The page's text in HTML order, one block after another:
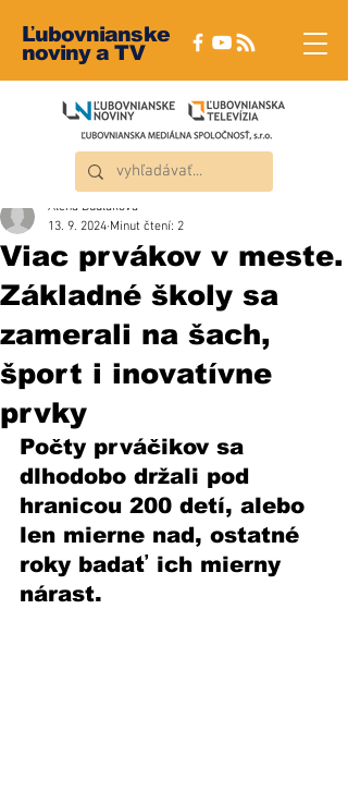
Ľubovnianske
noviny a TV
Viac prvákov v meste.
Základné školy sa
zamerali na šach,
šport i inovatívne
prvky
Alena Dudláková
13. 9. 2024 Minut čtení: 2
Počty prváčikov sa
dlhodobo držali pod
hranicou 200 detí, alebo
len mierne nad, ostatné
roky badať ich mierny
nárast.